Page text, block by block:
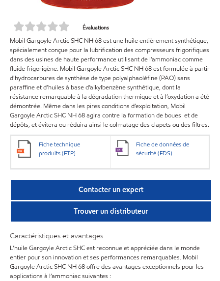
Évaluations
Mobil Gargoyle Arctic SHC NH 68 est une huile entièrement synthétique,
spécialement conçue pour la lubrification des compresseurs frigorifiques
dans des usines de haute performance utilisant de l’ammoniac comme
fluide frigorigène. Mobil Gargoyle Arctic SHC NH 68 est formulée à partir
d'hydrocarbures de synthèse de type polyalphaoléfine (PAO) sans
paraffine et d’huiles à base d’alkylbenzène synthétique, dont la
résistance remarquable à la dégradation thermique et à l’oxydation a été
démontrée. Même dans les pires conditions d’exploitation, Mobil
Gargoyle Arctic SHC NH 68 agira contre la formation de boues et de
dépôts, et évitera ou réduira ainsi le colmatage des clapets ou des filtres.
Fiche technique
produits (FTP)
Fiche de données de
sécurité (FDS)
Contacter un expert
Trouver un distributeur
Caractéristiques et avantages
L’huile Gargoyle Arctic SHC est reconnue et appréciée dans le monde
entier pour son innovation et ses performances remarquables. Mobil
Gargoyle Arctic SHC NH 68 offre des avantages exceptionnels pour les
applications à l’ammoniac suivantes :